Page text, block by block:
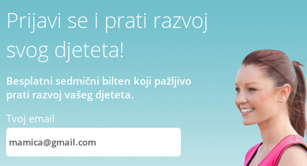
Prijavi se i prati razvoj
svog djeteta!
Besplatni sedmični bilten koji pažljivo
prati razvoj vašeg djeteta.
Tvoj email